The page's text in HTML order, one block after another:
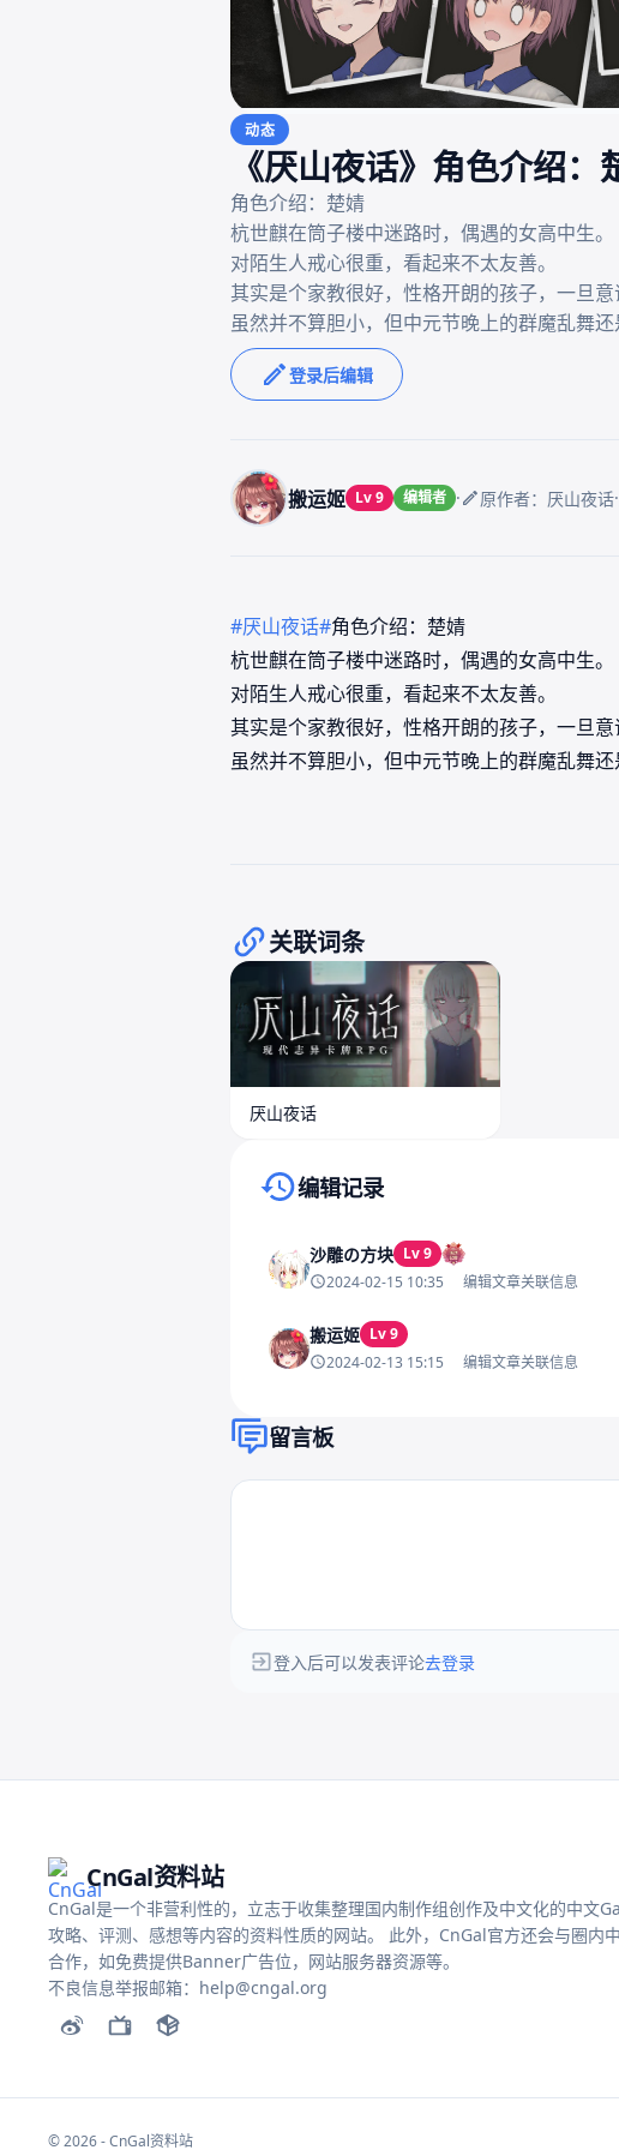
动态
《厌山夜话》角色介绍：
角色介绍：楚婧
杭世麒在筒子楼中迷路时，偶遇的女高中生。
对陌生人戒心很重，看起来不太友善。
其实是个家教很好，性格开朗的孩子，一旦意
登录后编辑
搬运姬 Lv 9 编辑者 · 原作者：厌山夜话·
#厌山夜话#角色介绍：楚婧
杭世麒在筒子楼中迷路时，偶遇的女高中生。
对陌生人戒心很重，看起来不太友善。
其实是个家教很好，性格开朗的孩子，一旦意
虽然并不算胆小，但中元节晚上的群魔乱舞还
关联词条
厌山夜话
编辑记录
沙雕の方块 Lv 9
2024-02-15 10:35
编辑文章关联信息
搬运姬 Lv 9
2024-02-13 15:15
编辑文章关联信息
留言板
登入后可以发表评论去登录
CnGal资料站
CnGal是一个非营利性的，立志于收集整理国内制作组创作及中文化的中文
攻略、评测、感想等内容的资料性质的网站。 此外，CnGal官方还会与圈内
合作，如免费提供Banner广告位，网站服务器资源等。
不良信息举报邮箱：help@cngal.org
© 2026 - CnGal资料站